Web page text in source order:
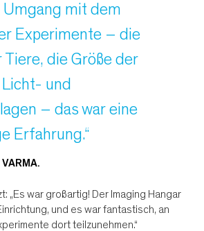
Umgang mit dem
Experimente – die
Tiere, die Größe der
und
– das war eine
Erfahrung.“
„Es war großartig! Der Imaging Hangar
und es war fantastisch, an
dort teilzunehmen.“